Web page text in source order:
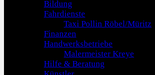
Bildung
Fahrdienste
Taxi Pollin Röbel/Müritz
Finanzen
Handwerksbetriebe
Malermeister Kreye
Hilfe & Beratung